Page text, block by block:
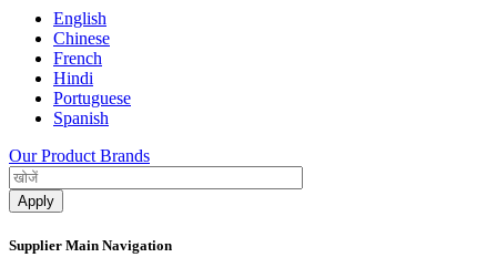
English
Chinese
French
Hindi
Portuguese
Spanish
Our Product Brands
Supplier Main Navigation